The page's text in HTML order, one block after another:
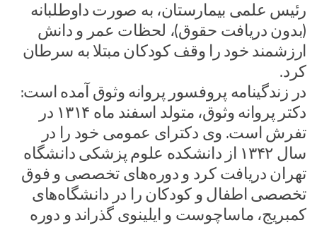
رئیس علمی بیمارستان، به صورت داوطلبانه
(بدون دریافت حقوق)، لحظات عمر و دانش
ارزشمند خود را وقف کودکان مبتلا به سرطان
کرد.
در زندگینامه پروفسور پروانه وثوق آمده است:
دکتر پروانه وثوق، متولد اسفند ماه ۱۳۱۴ در
تفرش است. وی دکترای عمومی خود را در
سال ۱۳۴۲ از دانشکده علوم پزشکی دانشگاه
تهران دریافت کرد و دوره‌های تخصصی و فوق
تخصصی اطفال و کودکان را در دانشگاه‌های
کمبریج، ماساچوست و ایلینوی گذراند و دوره